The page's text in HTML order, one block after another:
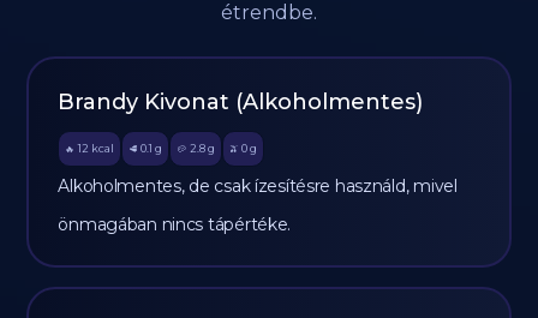
étrendbe.
Brandy Kivonat (Alkoholmentes)
🔥 12 kcal 🥩 0.1 g 🥔 2.8g 🫒 0 g
Alkoholmentes, de csak ízesítésre használd, mivel
önmagában nincs tápértéke.